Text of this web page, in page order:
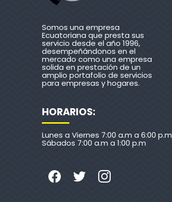
Somos una empresa
Ecuatoriana que presta sus
servicio desde el año 1996,
desempeñándonos en el
mercado como una empresa
solida en prestación de un
amplio portafolio de servicios
para empresas y hogares.
HORARIOS:
Lunes a Viernes 7:00 a.m a 6:00 p.m
Sábados 7:00 a.m a 1:00 p.m